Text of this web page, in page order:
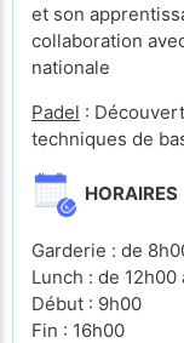
et son
collaboration
nationale
Padel :
techniques de
HORAIRES
Garderie : de
Lunch : de
Début : 9h00
Fin : 16h00